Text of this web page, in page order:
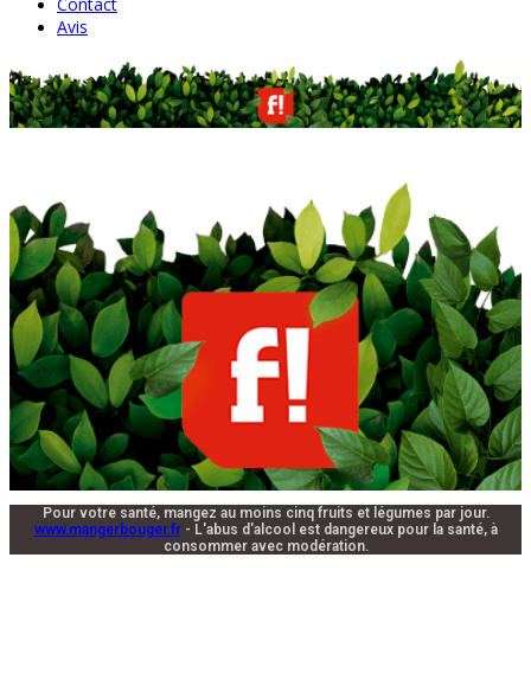
Avis
Pour votre santé, mangez au moins cinq fruits et légumes par jour.
www.mangerbouger.fr- L'abus d'alcool est dangereux pour la santé, à
consommer avec modération.